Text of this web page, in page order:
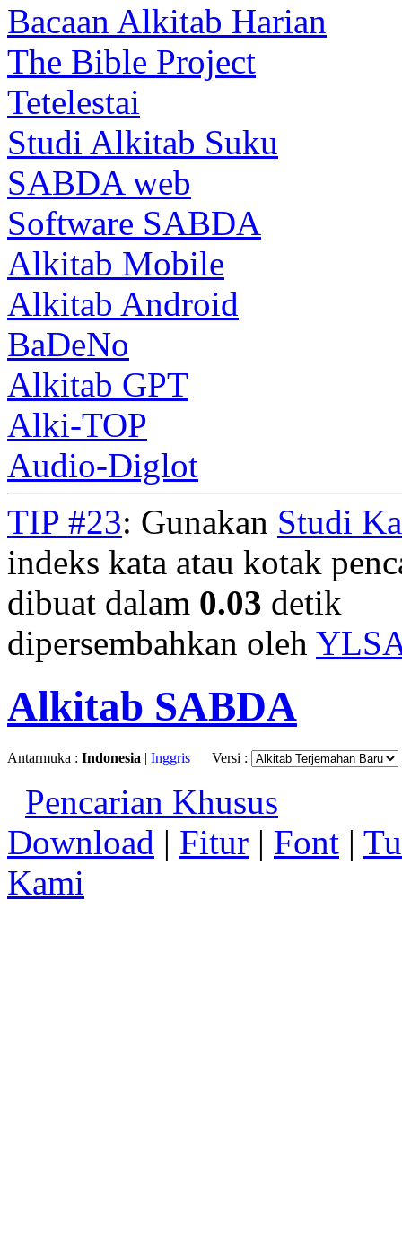
Bacaan Alkitab Harian
The Bible Project
Tetelestai
Studi Alkitab Suku
SABDA web
Software SABDA
Alkitab Mobile
Alkitab Android
BaDeNo
Alkitab GPT
Alki-TOP
Audio-Diglot
TIP #23: Gunakan Studi
indeks kata atau kotak
dibuat dalam 0.03 detik
dipersembahkan oleh
Alkitab SABDA
Antarmuka : Indonesia | Inggris Versi :
Pencarian Khusus
Download | Fitur | Font |
Kami